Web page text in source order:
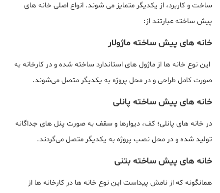
ساخت و کاربرد، از یکدیگر متمایز می شوند. انواع اصلی خانه های
پیش ساخته عبارتند از:
خانه‌ های پیش‌ ساخته ماژولار
این نوع خانه‌ ها از ماژول‌ های استاندارد ساخته شده و در کارخانه به
‌صورت کامل طراحی و در محل پروژه به یکدیگر متصل می‌شوند.
خانه ‌های پیش ساخته پانلی
در خانه های پانلی؛ کف، دیوارها و سقف به‌ صورت پنل‌ های جداگانه
تولید شده و در محل نصب پروژه به یکدیگر متصل می‌گردند.
خانه های پیش ساخته بتنی
همانگونه که از نامش پیداست این نوع خانه‌ ها در کارخانه ها از